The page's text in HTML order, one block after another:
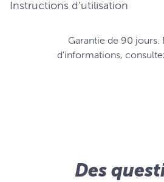
Instructions d’utilisation
Garantie de 90 jours.
d'informations,
Des